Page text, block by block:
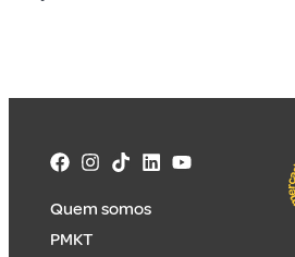
Quem somos
PMKT